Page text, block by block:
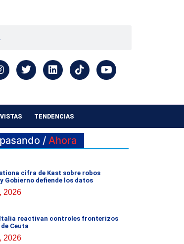
TENDENCIAS
/ Ahora
cifra de Kast sobre robos
Gobierno defiende los datos
2026
Italia reactivan controles fronterizos
Ceuta
2026